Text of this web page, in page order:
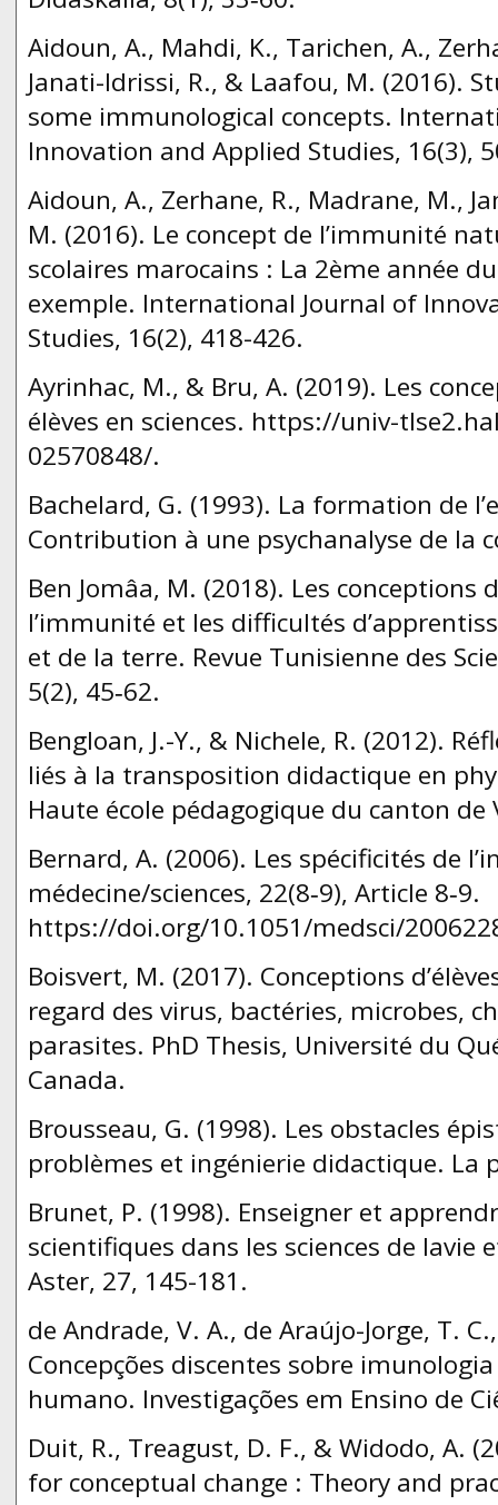
Aidoun, A., Mahdi, K., Tarichen, A.,
Janati-Idrissi, R., & Laafou, M. (2016).
some immunological concepts.
Innovation and Applied Studies, 16(3),
Aidoun, A., Zerhane, R., Madrane, M.,
M. (2016). Le concept de l’immunité
scolaires marocains : La 2ème année
exemple. International Journal of
Studies, 16(2), 418-426.
Ayrinhac, M., & Bru, A. (2019). Les
élèves en sciences. https://univ-
02570848/.
Bachelard, G. (1993). La formation de
Contribution à une psychanalyse de la
Ben Jomâa, M. (2018). Les conceptions
l’immunité et les difficultés
et de la terre. Revue Tunisienne des
5(2), 45‑62.
Bengloan, J.-Y., & Nichele, R. (2012).
liés à la transposition didactique en
Haute école pédagogique du canton de
Bernard, A. (2006). Les spécificités de
médecine/sciences, 22(8‑9), Article 8‑9.
https://doi.org/10.1051/medsci/
Boisvert, M. (2017). Conceptions
regard des virus, bactéries, microbes,
parasites. PhD Thesis, Université du
Canada.
Brousseau, G. (1998). Les obstacles
problèmes et ingénierie didactique. La
Brunet, P. (1998). Enseigner et
scientifiques dans les sciences de lavie
Aster, 27, 145-181.
de Andrade, V. A., de Araújo-Jorge, T.
Concepções discentes sobre
humano. Investigações em Ensino de
Duit, R., Treagust, D. F., & Widodo, A.
for conceptual change : Theory and